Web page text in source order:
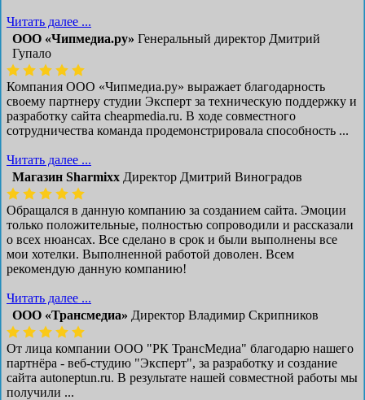
Читать далее ...
ООО «Чипмедиа.ру» Генеральный директор Дмитрий
Гупало
Компания ООО «Чипмедиа.ру» выражает благодарность
своему партнеру студии Эксперт за техническую поддержку и
разработку сайта cheapmedia.ru. В ходе совместного
сотрудничества команда продемонстрировала способность ...
Читать далее ...
Магазин Sharmixx Директор Дмитрий Виноградов
Обращался в данную компанию за созданием сайта. Эмоции
только положительные, полностью сопроводили и рассказали
о всех нюансах. Все сделано в срок и были выполнены все
мои хотелки. Выполненной работой доволен. Всем
рекомендую данную компанию!
Читать далее ...
ООО «Трансмедиа» Директор Владимир Скрипников
От лица компании ООО "РК ТрансМедиа" благодарю нашего
партнёра - веб-студию "Эксперт", за разработку и создание
сайта autoneptun.ru. В результате нашей совместной работы мы
получили ...